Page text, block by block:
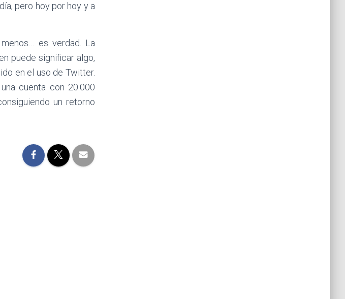
pero hoy por hoy y a
es verdad. La
puede significar algo,
en el uso de Twitter.
cuenta con 20.000
un retorno